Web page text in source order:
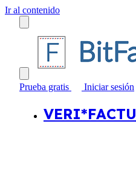
Ir al contenido
Prueba gratis Iniciar sesión
VERI*FACTU